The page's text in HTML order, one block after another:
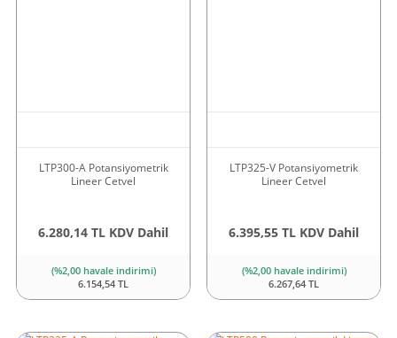
LTP300-A Potansiyometrik
Lineer Cetvel
6.280,14 TL KDV Dahil
(%2,00 havale indirimi)
6.154,54 TL
LTP325-V Potansiyometrik
Lineer Cetvel
6.395,55 TL KDV Dahil
(%2,00 havale indirimi)
6.267,64 TL